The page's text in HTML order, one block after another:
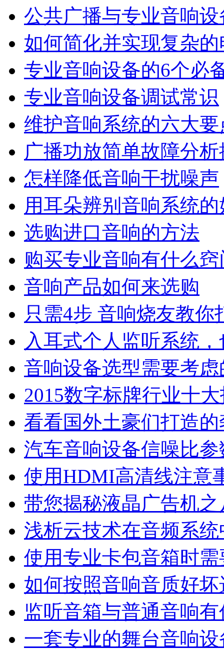
公共广播与专业音响
如何简化并实现复杂
专业音响设备的6个必
专业音响设备调试常识
维护音响系统的六大要
广播功放简单故障分
怎样降低音响干扰噪声
用耳朵辨别音响系统
选购进口音响的方法
购买专业音响有什么
音响产品如何来选购
只需4步 音响烧友教你
入耳式个人监听系统
音响设备选型需要考
2015数字标牌行业十
看看国外土豪们打造
汽车音响设备信噪比
使用HDMI高清线注意
带您揭秘液晶广告机
浅析云技术在音频系
使用专业卡包音箱时
如何按照音响音质好
监听音箱与普通音响
一套专业的舞台音响